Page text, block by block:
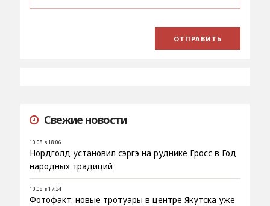
Свежие новости
10.08 в 18:06
Нордголд установил сэргэ на руднике Гросс в Год
народных традиций
10.08 в 17:34
Фотофакт: новые тротуары в центре Якутска уже